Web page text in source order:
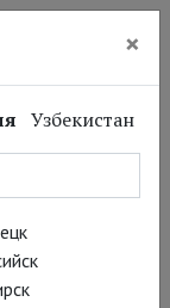
×
Узбекистан